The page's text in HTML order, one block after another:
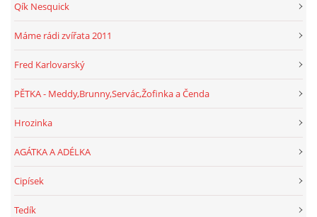
Qík Nesquick
Máme rádi zvířata 2011
Fred Karlovarský
PĚTKA - Meddy,Brunny,Servác,Žofinka a Čenda
Hrozinka
AGÁTKA A ADÉLKA
Cipísek
Tedík